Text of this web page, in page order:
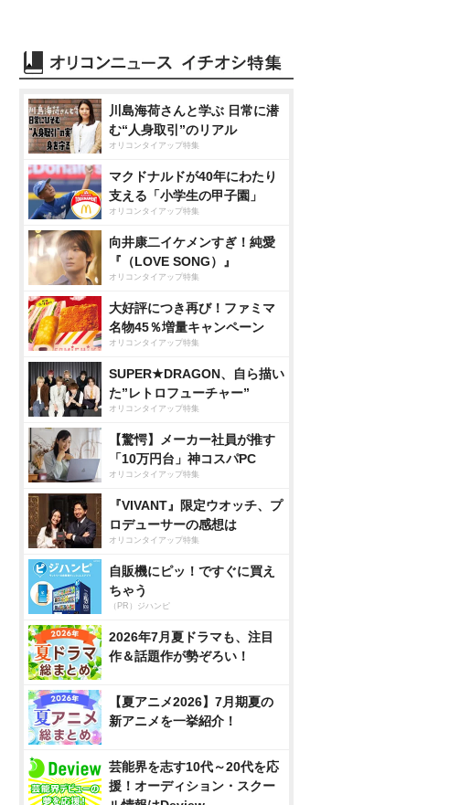
川島海荷さんと学ぶ 日常に潜
む“人身取引”のリアル
オリコンタイアップ特集
マクドナルドが40年にわたり
支える「小学生の甲子園」
オリコンタイアップ特集
向井康二イケメンすぎ！純愛
『（LOVE SONG）』
オリコンタイアップ特集
大好評につき再び！ファミマ
名物45％増量キャンペーン
オリコンタイアップ特集
SUPER★DRAGON、自ら描い
た”レトロフューチャー”
オリコンタイアップ特集
【驚愕】メーカー社員が推す
「10万円台」神コスパPC
オリコンタイアップ特集
『VIVANT』限定ウオッチ、プ
ロデューサーの感想は
オリコンタイアップ特集
自販機にピッ！ですぐに買え
ちゃう
（PR）ジハンピ
2026年7月夏ドラマも、注目
作＆話題作が勢ぞろい！
【夏アニメ2026】7月期夏の
新アニメを一挙紹介！
芸能界を志す10代～20代を応
援！オーディション・スクー